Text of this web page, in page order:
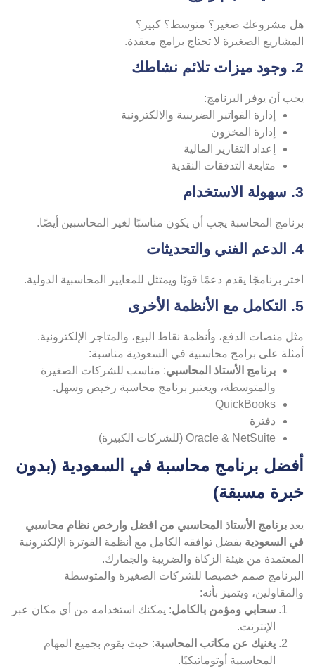
مشروعك صغير؟ متوسط؟ كبير؟
الصغيرة لا تحتاج برامج معقدة.
أن يوفر البرنامج:
إدارة الفواتير الضريبية والالكترونية
إدارة المخزون
إعداد التقارير المالية
متابعة التدفقات النقدية
المحاسبة يجب أن يكون مناسبًا لغير المحاسبين أيضًا.
برنامجًا يقدم دعمًا قويًا ويمتثل للمعايير المحاسبية الدولية.
منصات الدفع، وأنظمة نقاط البيع، والمتاجر الإلكترونية.
على برامج محاسبية في السعودية مناسبة:
برنامج الأستاذ المحاسبي: مناسب للشركات الصغيرة
والمتوسطة، ويعتبر برنامج محاسبة رخيص وسهل.
QuickBooks
دفترة
Oracle & NetSuite (للشركات الكبيرة)
برنامج محاسبة في السعودية (بدون
مسبقة)
برنامج الأستاذ المحاسبي من افضل وارخص نظام محاسبي
السعوديةبفضل توافقه الكامل مع أنظمة الفوترة الإلكترونية
من هيئة الزكاة والضريبة والجمارك.
صمم خصيصا للشركات الصغيرة والمتوسطة
ويتميز بأنه:
سحابي ومؤمن بالكامل: يمكنك استخدامه من أي مكان عبر
الإنترنت.
يغنيك عن مكاتب المحاسبة: حيث يقوم بجميع المهام
المحاسبية أوتوماتيكيًا.